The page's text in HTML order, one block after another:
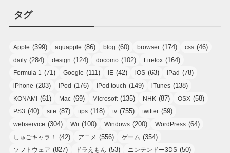
タグ
Apple (399) aquapple (86) blog (60) browser (174) css (46)
daily (284) design (124) docomo (102) Firefox (164)
Formula 1 (71) Google (111) IE (42) iOS (63) iPad (78)
iPhone (203) iPod (176) iPod touch (149) iTunes (138)
KONAMI (61) Mac (69) Microsoft (135) NHK (87) OSX (58)
PS3 (40) site (87) tips (118) tv (755) twitter (59)
webservice (304) Wii (100) Windows (200) WordPress (64)
しゅごキャラ！ (42) アニメ (556) ゲーム (354)
ソフトウェア (827) ドラえもん (53) ニンテンドー3DS (50)